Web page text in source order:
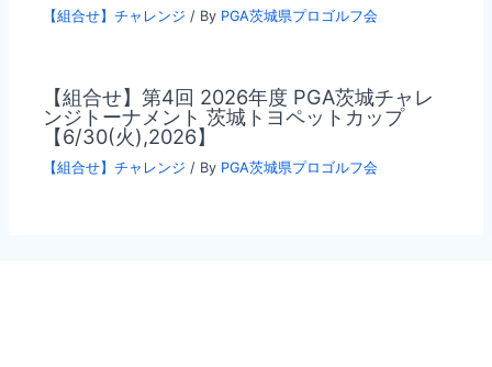
【組合せ】チャレンジ / By PGA茨城県プロゴルフ会
【組合せ】第4回 2026年度 PGA茨城チャレ
ンジトーナメント 茨城トヨペットカップ
【6/30(火),2026】
【組合せ】チャレンジ / By PGA茨城県プロゴルフ会